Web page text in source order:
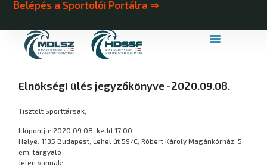
Belépés a Sportolói Portálra ⇒
Elnökségi ülés jegyzőkönyve -2020.09.08.
Tisztelt Sporttársak,
Időpontja: 2020.09.08. kedd 17:00
Helye: 1135 Budapest, Lehel út 59/C, Róbert Károly Magánkórház, 5.
em. tárgyaló
Jelen vannak: